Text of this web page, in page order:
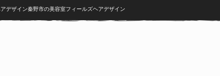
デザイン秦野市の美容室フィールズヘアデザイン